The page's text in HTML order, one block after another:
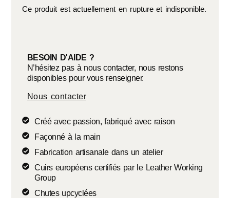
Ce produit est actuellement en rupture et indisponible.
BESOIN D'AIDE ?
N’hésitez pas à nous contacter, nous restons
disponibles pour vous renseigner.
Nous contacter
Créé avec passion, fabriqué avec raison
Façonné à la main
Fabrication artisanale dans un atelier
Cuirs européens certifiés par le Leather Working
Group
Chutes upcyclées